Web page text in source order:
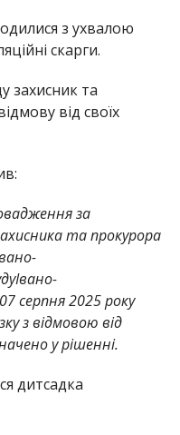
з ухвалою
скарги.
захисник та
від своїх
за
та прокурора
серпня 2025 року
з відмовою від
у рішенні.
дитсадка